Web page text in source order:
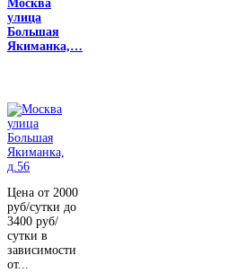
Москва
улица
Большая
Якиманка,…
Цена от 2000
руб/сутки до
3400 руб/
сутки в
зависимости
от...